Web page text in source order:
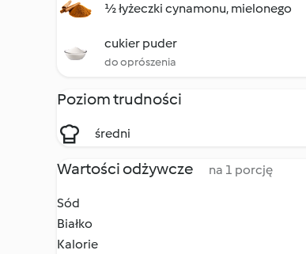
½ łyżeczki cynamonu, mielonego
cukier puder
do oprószenia
Poziom trudności
średni
Wartości odżywcze na 1 porcję
Sód
Białko
Kalorie